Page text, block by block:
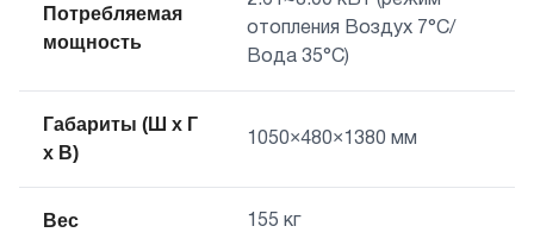
Потребляемая
мощность
отопления Воздух 7°C/
Вода 35°C)
Габариты (Ш x Г
x В)
1050×480×1380 мм
Вес 155 кг